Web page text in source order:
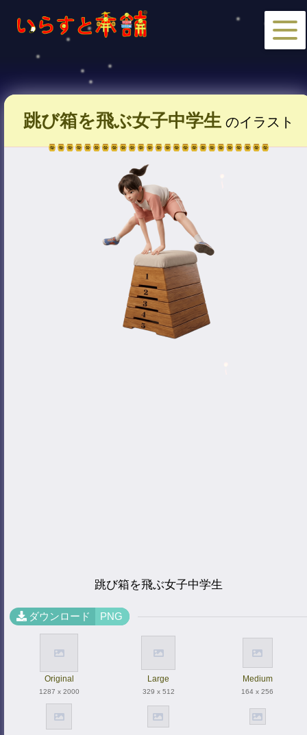
跳び箱を飛ぶ女子中学生のイラスト
跳び箱を飛ぶ女子中学生
ダウンロード PNG
Original
1287 x 2000
Large
329 x 512
Medium
164 x 256